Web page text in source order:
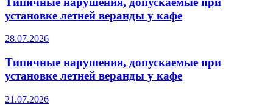
установке летней веранды у кафе
28.07.2026
Типичные нарушения, допускаемые при
установке летней веранды у кафе
21.07.2026